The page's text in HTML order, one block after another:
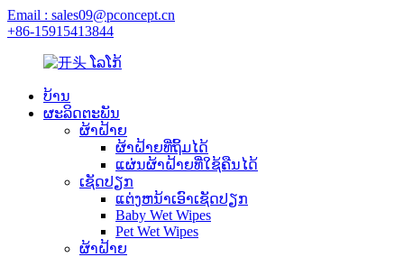
Email : sales09@pconcept.cn
+86-15915413844
ບ້ານ
ຜະລິດຕະພັນ
ຜ້າຝ້າຍ
ຜ້າຝ້າຍທີ່ຖິ້ມໄດ້
ແຜ່ນຜ້າຝ້າຍທີ່ໃຊ້ຄືນໄດ້
ເຊັດປຽກ
ແຕ່ງຫນ້າເອົາເຊັດປຽກ
Baby Wet Wipes
Pet Wet Wipes
ຜ້າຝ້າຍ